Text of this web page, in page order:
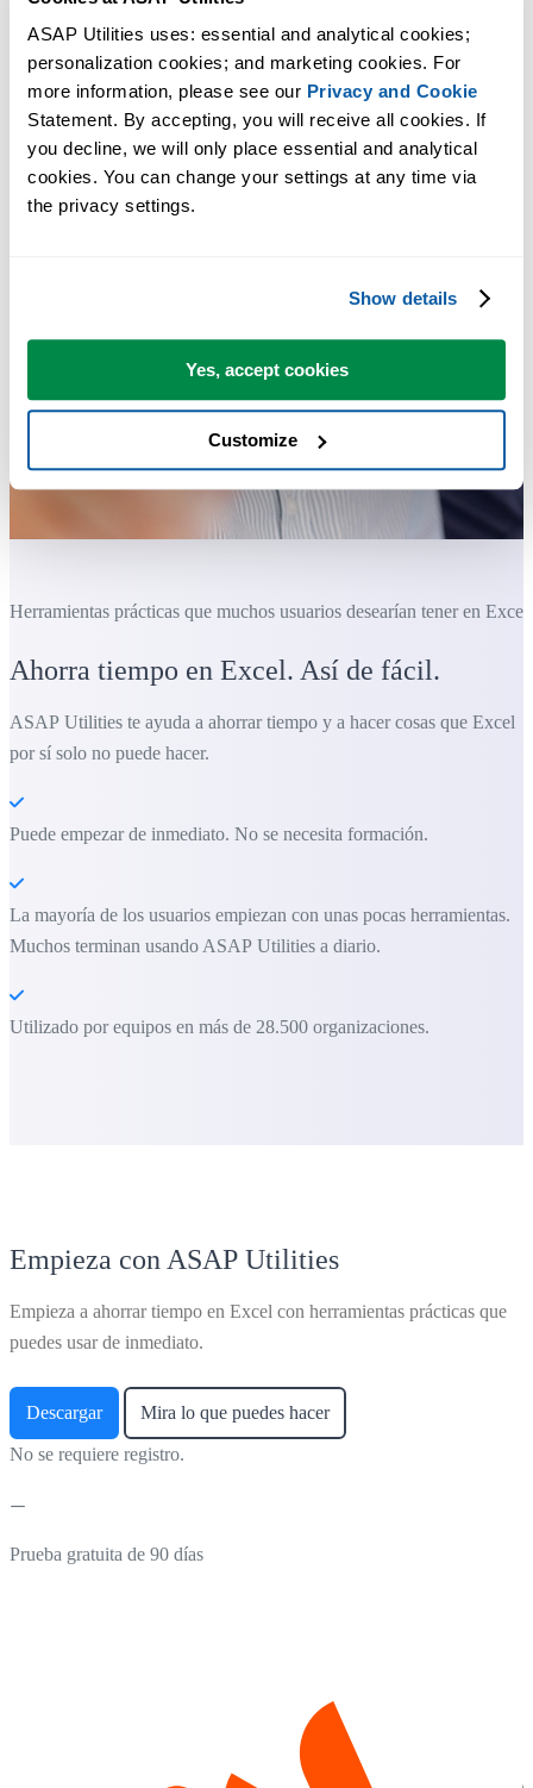
ASAP Utilities uses: essential and analytical cookies;
personalization cookies; and marketing cookies. For
more information, please see our Privacy and Cookie
Statement. By accepting, you will receive all cookies. If
you decline, we will only place essential and analytical
cookies. You can change your settings at any time via
the privacy settings.
Show details
Yes, accept cookies
Customize
Herramientas prácticas que muchos usuarios desearían tener en Excel.
Ahorra tiempo en Excel. Así de fácil.
ASAP Utilities te ayuda a ahorrar tiempo y a hacer cosas que Excel
por sí solo no puede hacer.
Puede empezar de inmediato. No se necesita formación.
La mayoría de los usuarios empiezan con unas pocas herramientas.
Muchos terminan usando ASAP Utilities a diario.
Utilizado por equipos en más de 28.500 organizaciones.
Empieza con ASAP Utilities
Empieza a ahorrar tiempo en Excel con herramientas prácticas que
puedes usar de inmediato.
Descargar Mira lo que puedes hacer
No se requiere registro.
Prueba gratuita de 90 días